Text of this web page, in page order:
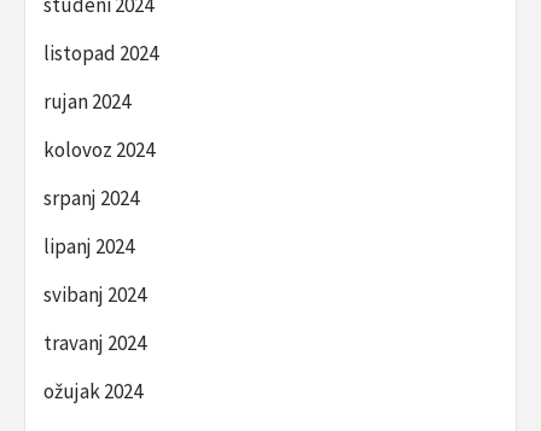
listopad 2024
rujan 2024
kolovoz 2024
srpanj 2024
lipanj 2024
svibanj 2024
travanj 2024
ožujak 2024